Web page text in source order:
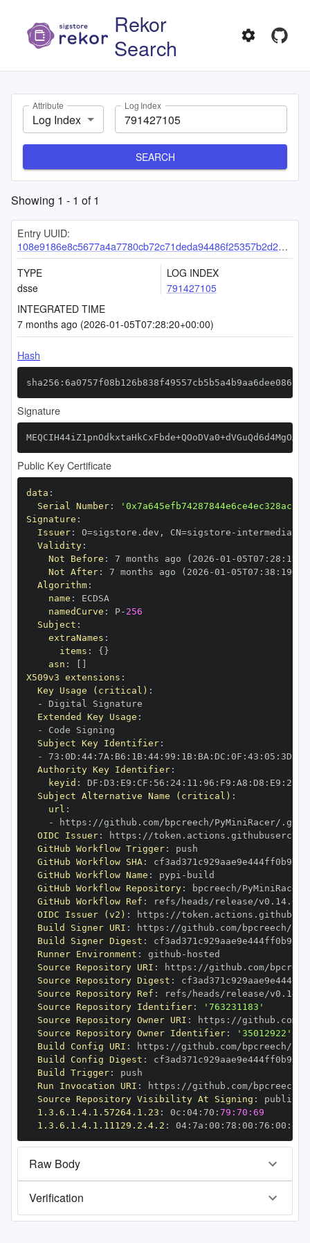
Rekor
Search
Attribute
Log Index
Log Index
SEARCH
Showing 1 - 1 of1
Entry UUID:
108e9186e8c5677a4a7780cb72c71deda94486f25357b2d20617bd9fb9c23835e0fc86cd4a3bb49a
TYPE
dsse
LOG INDEX
791427105
INTEGRATED TIME
7 months ago (2026-01-05T07:28:20+00:00)
Hash
Signature
Public Key Certificate
data :
Serial Number:
Signature :
Issuer: O=sigstore.dev , CN=sigstore -
Validity:
Not Before : 7 months ago (2026 -01 -05T07 : 28 :
Not After: 7 months ago (2026 -01 -05T07 : 38 : 19+00
Algorithm:
name :
namedCurve : P- 256
Subject :
extraNames :
items : { }
asn :
X509v3 extensions :
Key Usage (critical) :
-
Extended Key Usage :
-
Subject Key Identifier:
-
73 : 0D : 44: 7A : B6 : 1B: 44: 99 : 1B: BA : DC : 0F : 43 : 05 : 3D
Authority Key Identifier:
keyid : DF : D3 : E9 : CF : 56 : 24: 11 : 96 : F9 : A8 : D8 : E9 : 28
Subject Alternative Name (critical) :
url :
-
https :
OIDC Issuer: https :
GitHub Workflow Trigger:
GitHub Workflow SHA:
GitHub Workflow Name : pypi -
GitHub Workflow Repository:
GitHub Workflow Ref :
OIDC Issuer (v2) : https :
Build Signer URI : https :
Build Signer Digest :
Runner Environment : github -
Source Repository URI : https :
Source Repository Digest :
Source Repository Ref :
Source Repository Identifier:
'763231183'
Source Repository Owner URI : https :
Source Repository Owner Identifier:
'35012922'
Build Config URI : https :
Build Config Digest :
Build Trigger:
Run Invocation URI : https :
Source Repository Visibility At Signing :
1.3.6.1.4.1.57264.1.23 : 0c : 04: 70 : 79:70:69
1.3.6.1.4.1.11129.2.4.2 : 04: 7a : 00 : 78 : 00 : 76 : 00 : dd
Raw Body
Verification